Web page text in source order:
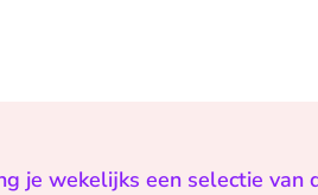
je wekelijks een selectie van